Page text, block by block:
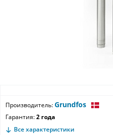
Производитель:Grundfos
Гарантия:2 года
Все характеристики